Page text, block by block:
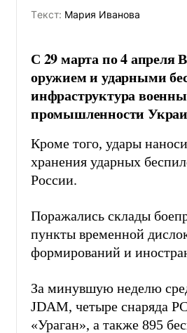
Tекст: Мария Иванова
С 29 марта по 4 апреля
оружием и ударными
инфраструктура
промышленности
Кроме того, удары
хранения ударных
России.
Поражались склады
пункты временной
формирований и
За минувшую неделю
JDAM, четыре снаряда
«Ураган», а также 895